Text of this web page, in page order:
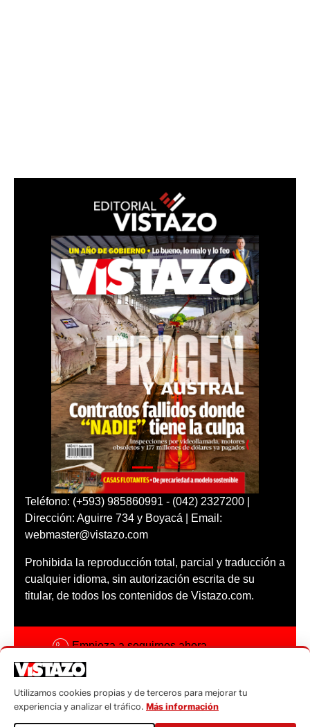
Teléfono: (+593) 985860991 - (042) 2327200 |
Dirección: Aguirre 734 y Boyacá | Email:
webmaster@vistazo.com
Prohibida la reproducción total, parcial y traducción a
cualquier idioma, sin autorización escrita de su
titular, de todos los contenidos de Vistazo.com.
Empieza a seguirnos ahora
Código ética
Sugerencias a:
Utilizamos cookies propias y de terceros para mejorar tu
experiencia y analizar el tráfico. Más información